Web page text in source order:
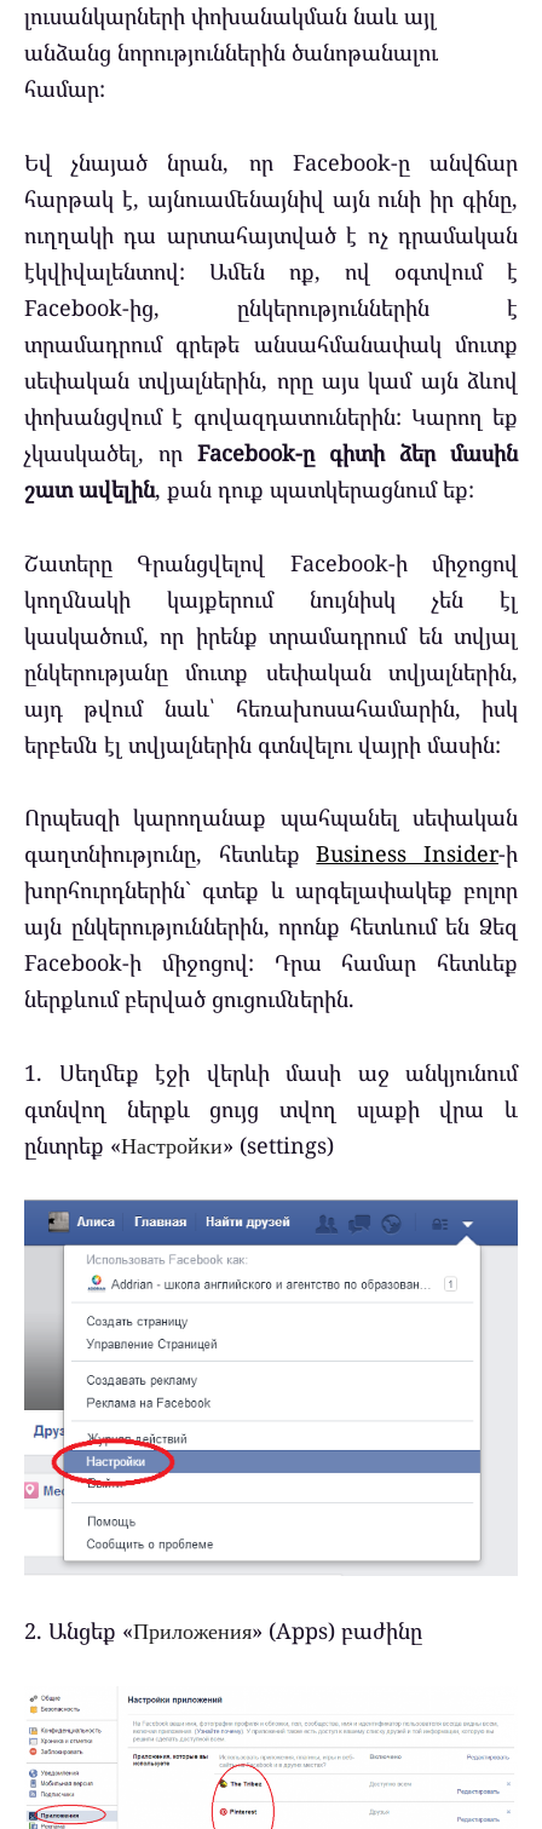
լուսանկարների փոխանակման նաև այլ
անձանց նորություններին ծանոթանալու
համար:
Եվ չնայած նրան, որ Facebook-ը անվճար
հարթակ է, այնուամենայնիվ այն ունի իր գինը,
ուղղակի դա արտահայտված է ոչ դրամական
էկվիվալենտով: Ամեն ոք, ով օգտվում է
Facebook-ից, ընկերություններին է
տրամադրում գրեթե անսահմանափակ մուտք
սեփական տվյալներին, որը այս կամ այն ձևով
փոխանցվում է գովազդատուներին: Կարող եք
չկասկածել, որ Facebook-ը գիտի ձեր մասին
շատ ավելին, քան դուք պատկերացնում եք:
Շատերը Գրանցվելով Facebook-ի միջոցով
կողմնակի կայքերում նույնիսկ չեն էլ
կասկածում, որ իրենք տրամադրում են տվյալ
ընկերությանը մուտք սեփական տվյալներին,
այդ թվում նաև՝ հեռախոսահամարին, իսկ
երբեմն էլ տվյալներին գտնվելու վայրի մասին:
Որպեսզի կարողանաք պահպանել սեփական
գաղտնիությունը, հետևեքBusiness Insider-ի
խորհուրդներին` գտեք և արգելափակեք բոլոր
այն ընկերություններին, որոնք հետևում են Ձեզ
Facebook-ի միջոցով: Դրա համար հետևեք
ներքևում բերված ցուցումներին.
1. Սեղմեք էջի վերևի մասի աջ անկյունում
գտնվող ներքև ցույց տվող սլաքի վրա և
ընտրեք «Настройки» (settings)
2. Անցեք «Приложения» (Apps) բաժինը